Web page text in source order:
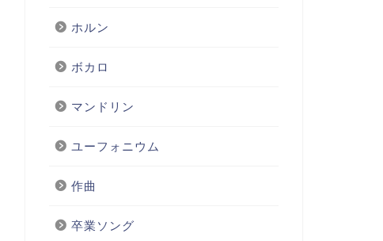
ホルン
ボカロ
マンドリン
ユーフォニウム
作曲
卒業ソング